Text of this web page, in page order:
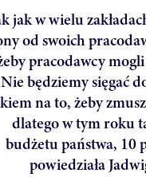
jak w wielu
od swoich
pracodawcy
Nie będziemy sięgać
na to, żeby
dlatego w tym roku
budżetu państwa, 10
powiedziała